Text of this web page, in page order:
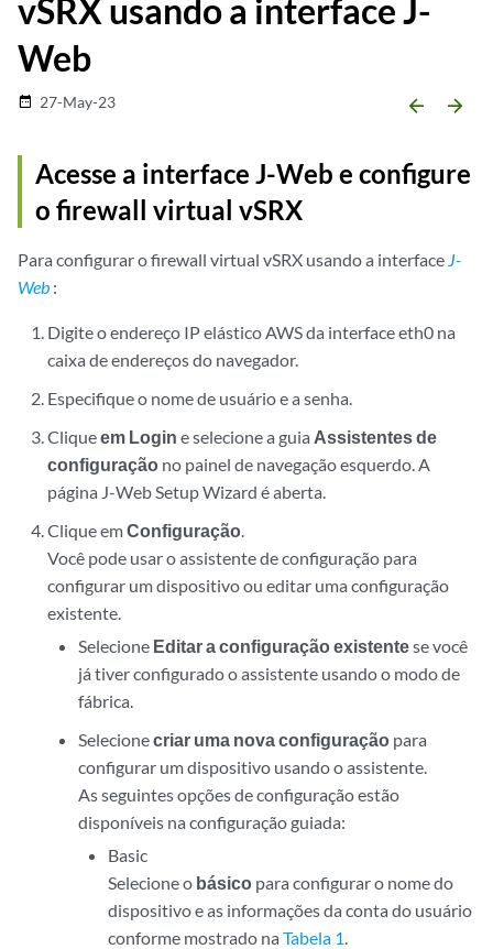
vSRX usando a interface J-
Web
date_range 27-May-23 arrow_backward arrow_forward
Acesse a interface J-Web e configure
o firewall virtual vSRX
Para configurar o firewall virtual vSRX usando a interface J-
Web :
Digite o endereço IP elástico AWS da interface eth0 na
caixa de endereços do navegador.
Especifique o nome de usuário e a senha.
Cliqueem Login e selecione a guia Assistentes de
configuração no painel de navegação esquerdo. A
página J-Web Setup Wizard é aberta.
Clique emConfiguração.
Você pode usar o assistente de configuração para
configurar um dispositivo ou editar uma configuração
existente.
Selecione Editar a configuração existentese você
já tiver configurado o assistente usando o modo de
fábrica.
Selecionecriar uma nova configuraçãopara
configurar um dispositivo usando o assistente.
As seguintes opções de configuração estão
disponíveis na configuração guiada:
Basic
Selecione o básico para configurar o nome do
dispositivo e as informações da conta do usuário
conforme mostrado naTabela 1.